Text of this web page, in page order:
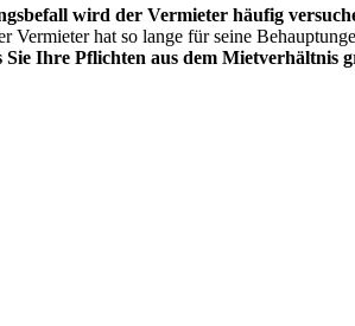
wird der Vermieter häufig
Vermieter hat so lange für seine
Ihre Pflichten aus dem Mietverhältnis